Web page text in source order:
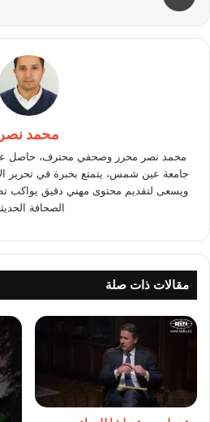
محمد نصر
محمد نصر محرر وصحفي محترف، حاصل
جامعة عين شمس، يتمتع بخبرة في تحرير
ويسعى لتقديم محتوى مهني دقيق يواكب
الصحافة
مقالات ذات صلة